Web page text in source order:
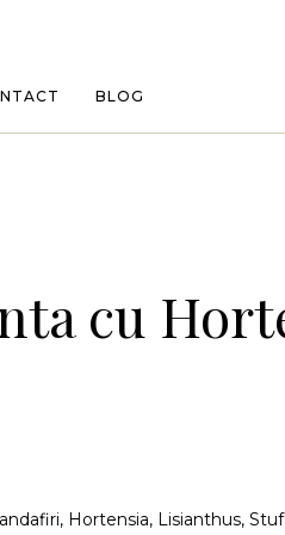
BLOG
cu
Hortensia, Lisianthus,